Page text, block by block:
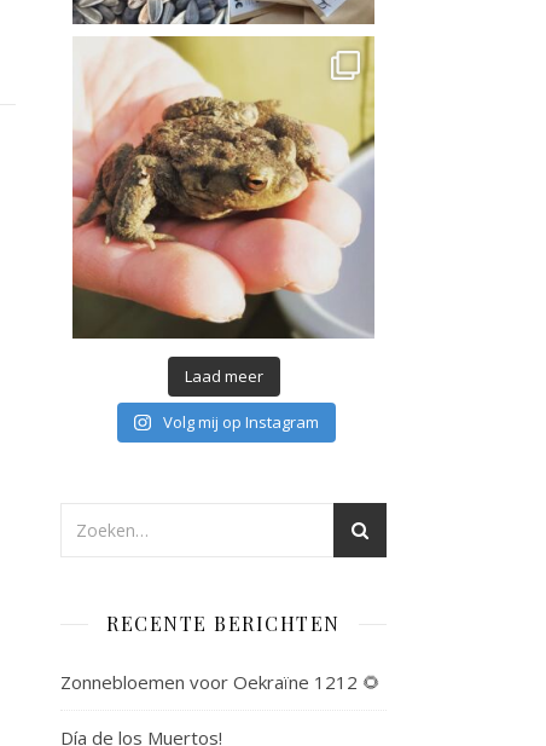
Laad meer
Volg mij op Instagram
RECENTE BERICHTEN
Zonnebloemen voor Oekraïne 1212 🌻
Día de los Muertos!